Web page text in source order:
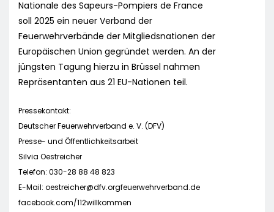
Nationale des Sapeurs-Pompiers de France
soll 2025 ein neuer Verband der
Feuerwehrverbände der Mitgliedsnationen der
Europäischen Union gegründet werden. An der
jüngsten Tagung hierzu in Brüssel nahmen
Repräsentanten aus 21 EU-Nationen teil.
Pressekontakt:
Deutscher Feuerwehrverband e. V. (DFV)
Presse- und Öffentlichkeitsarbeit
Silvia Oestreicher
Telefon: 030-28 88 48 823
E-Mail: oestreicher@dfv.orgfeuerwehrverband.de
facebook.com/112willkommen